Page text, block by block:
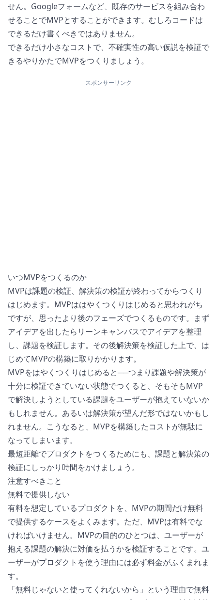
せん。Googleフォームなど、既存のサービスを組み合わ
せることでMVPとすることができます。むしろコードは
できるだけ書くべきではありません。
できるだけ小さなコストで、不確実性の高い仮説を検証で
きるやりかたでMVPをつくりましょう。
スポンサーリンク
いつMVPをつくるのか
MVPは課題の検証、解決策の検証が終わってからつくり
はじめます。MVPははやくつくりはじめると思われがち
ですが、思ったより後のフェーズでつくるものです。まず
アイデアを出したらリーンキャンバスでアイデアを整理
し、課題を検証します。その後解決策を検証した上で、は
じめてMVPの構築に取りかかります。
MVPをはやくつくりはじめると──つまり課題や解決策が
十分に検証できていない状態でつくると、そもそもMVP
で解決しようとしている課題をユーザーが抱えていないか
もしれません。あるいは解決策が望んだ形ではないかもし
れません。こうなると、MVPを構築したコストが無駄に
なってしまいます。
最短距離でプロダクトをつくるためにも、課題と解決策の
検証にしっかり時間をかけましょう。
注意すべきこと
無料で提供しない
有料を想定しているプロダクトを、MVPの期間だけ無料
で提供するケースをよくみます。ただ、MVPは有料でな
ければいけません。MVPの目的のひとつは、ユーザーが
抱える課題の解決に対価を払うかを検証することです。ユ
ーザーがプロダクトを使う理由には必ず料金がふくまれま
す。
「無料じゃないと使ってくれないから」という理由で無料